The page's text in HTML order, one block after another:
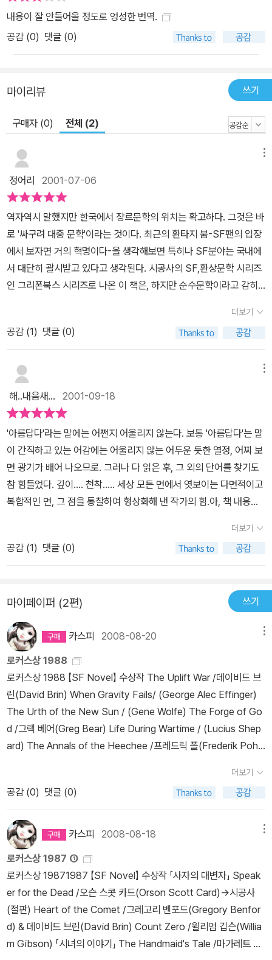
내용이 잘 안들어올 정도로 엉성한 번역.
공감 (0) 댓글 (0)
마이리뷰 쓰기
구매자 (0) 전체 (2)
정어리 2001-07-06
역자역시 말했지만 한국에서 쟝르문학의 위치는 확고하다. 그것은 바
로 '싸구려 대중 문학'이라는 것이다. 최근의 환타지 붐-SF팬의 입장
에서 보자면 거의 혁명이다-을 생각해보면 특히나 SF분야는 국내에
서 대단히 괄시받고 있다고 생각된다. 시공사의 SF,환상문학 시리즈
인 그리폰북스 시리즈로 나온 이 책은, 하지만 순수문학이라고 감히
적인 소재이긴 하지만 절대 가벼운 소재에 진지한 주제가 잡아먹히고
마는 '정말' 팔기위한 환타지와는 질적으로 다르다. 이 책의 오해를 불
러 일으킬 수 있는 또하나는 '패미니즘'소설이라는 것인데, 평론이나
리뷰에서 그렇게 떠든다고 절대 믿지말라는 것이다. 이 소설이 페미
의 주무대는 마야유적의 발굴현장이다. 주인공은 고고학자이며 주인
공의 딸은 전남편의 부고를 접한다. 둘은 벌써 몇십년째 서로 만난적
이 없었다. 딸은 어머니를 찾아 고대의 유적 발굴지로 간다. 그녀들은
서로 어떠한 이유로 상처받아있고 서로에 대해 겁내한다. 주인공은
그 유적지에서 타인은 보지 못하는 마야시대의 사람들은 본다. 그녀
의 딸도 그 고대의 그림자들을 보지만 서로에게 그에대해 이야기하지
는 않는다. 서로에게 거절당할까 두려운 것이다.이 소설에 별다섯을
주는 것은 물론 개인적인 취향이다. 하지만 최근 읽은 그 어떤 소설보
다 최고임에는 틀림없다고 말하고싶다.사족 : 시공 디스커버리 총서
더보기
공감 (1) 댓글 (0)
해..내음새... 2001-09-18
'아름답다'라는 말에는 어쩐지 어울리지 않는다. 보통 '아름답다'는 말
이 간직하고 있는 어감에는 어울리지 않는 어두운 듯한 열정, 어찌 보
면 광기가 배어 나오므로. 그러나 다 읽은 후, 그 외의 단어를 찾기도
참 힘들었다. 깊이.... 천착..... 세상 모든 면에서 엿보이는 다면적이고
복합적인 면, 그 점을 통찰하여 형상화해 낸 작가의 힘.아, 책 내용은
더보기
공감 (1) 댓글 (0)
마이페이퍼 (2편) 쓰기
카스피 2008-08-20
로커스상 1988
로커스상 1988 【SF Novel】 수상작 The Uplift War /데이비드 브
린(David Brin) When Gravity Fails/ (George Alec Effinger)
The Urth of the New Sun / (Gene Wolfe) The Forge of Go
d /그랙 베어(Greg Bear) Life During Wartime / (Lucius Shep
ard) The Annals of the Heechee /프레드릭 폴(Frederik Pohl)
래리 니븐(Larry Niven) Great Sky River /그레고리 벤포드(Greg
ory Benford) 「2061년 우주의 여행」 2061: Odyssey Three /아
서.C 클럭(Arthur C. Clarke) 모음사(절판) The Legacy of He
orot/ (Larry Niven), (Jerry Pournelle) & (Steven Barnes) To
Sail Beyond the Sunset /로버트.A 하인라인(Robert A. Heinlei
n) Memories / (Mike McQuay) Fool's Run / (Patricia A. Mc
Killip) The Secret Ascension /마이클 비숍(Michael Bishop)
「토미노커」The Tommyknockers /스티븐 킹(Stephen King) →
교원문고(절판)Dawn/ (Octavia E. Butler) Intervention (Julian
May) After Long Silence / (Sheri S. Tepper) Code Blue Em
ergency / (James White) Way of the Pilgrim /고든.R 딕슨(Go
더보기
공감 (0) 댓글 (0)
카스피 2008-08-18
로커스상 1987 ①
로커스상 19871987 【SF Novel】 수상작 「사자의 대변자」 Speak
er for the Dead /오슨 스콧 카드(Orson Scott Card)→시공사
(절판) Heart of the Comet /그레고리 벤포드(Gregory Benfor
d) & 데이비드 브린(David Brin) Count Zero /윌리엄 깁슨(Willia
m Gibson) 「시녀의 이야기」 The Handmaid's Tale /마가레트 애